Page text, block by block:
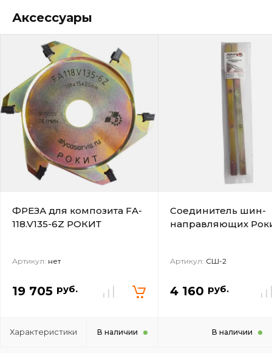
Аксессуары
ФРЕЗА для композита FA-
118.V135-6Z РОКИТ
Артикул: нет
19 705 руб.
Характеристики В наличии
Соединитель шин-
направляющих
Артикул: СШ-2
4 160 руб.
В наличии